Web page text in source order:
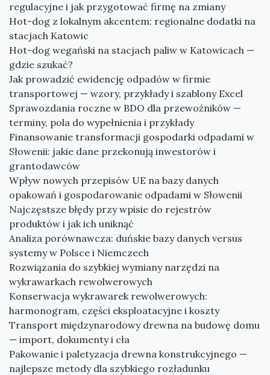
regulacyjne i jak przygotować firmę na zmiany
Hot-dog z lokalnym akcentem: regionalne dodatki na
stacjach Katowic
Hot-dog wegański na stacjach paliw w Katowicach —
gdzie szukać?
Jak prowadzić ewidencję odpadów w firmie
transportowej — wzory, przykłady i szablony Excel
Sprawozdania roczne w BDO dla przewoźników —
terminy, pola do wypełnienia i przykłady
Finansowanie transformacji gospodarki odpadami w
Słowenii: jakie dane przekonują inwestorów i
grantodawców
Wpływ nowych przepisów UE na bazy danych
opakowań i gospodarowanie odpadami w Słowenii
Najczęstsze błędy przy wpisie do rejestrów
produktów i jak ich uniknąć
Analiza porównawcza: duńskie bazy danych versus
systemy w Polsce i Niemczech
Rozwiązania do szybkiej wymiany narzędzi na
wykrawarkach rewolwerowych
Konserwacja wykrawarek rewolwerowych:
harmonogram, części eksploatacyjne i koszty
Transport międzynarodowy drewna na budowę domu
— import, dokumenty i cła
Pakowanie i paletyzacja drewna konstrukcyjnego —
najlepsze metody dla szybkiego rozładunku